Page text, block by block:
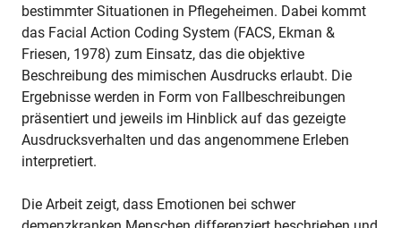
bestimmter Situationen in Pflegeheimen. Dabei kommt
das Facial Action Coding System (FACS, Ekman &
Friesen, 1978) zum Einsatz, das die objektive
Beschreibung des mimischen Ausdrucks erlaubt. Die
Ergebnisse werden in Form von Fallbeschreibungen
präsentiert und jeweils im Hinblick auf das gezeigte
Ausdrucksverhalten und das angenommene Erleben
interpretiert.
Die Arbeit zeigt, dass Emotionen bei schwer